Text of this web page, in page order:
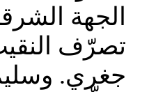
الجهة
تصرّف
جغري.